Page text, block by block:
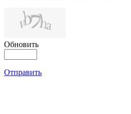
Обновить
Отправить